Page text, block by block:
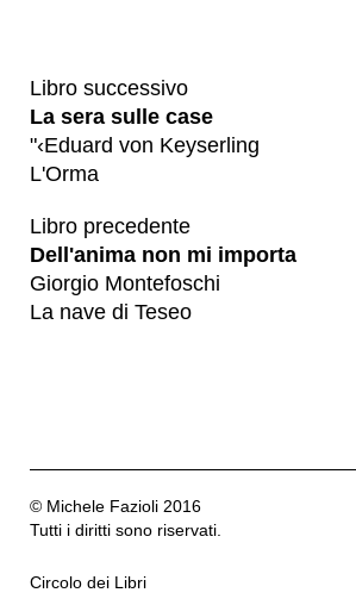
Libro successivo
La sera sulle case
"‹Eduard von Keyserling
L'Orma
Libro precedente
Dell'anima non mi importa
Giorgio Montefoschi
La nave di Teseo
© Michele Fazioli 2016
Tutti i diritti sono riservati.
Circolo dei Libri